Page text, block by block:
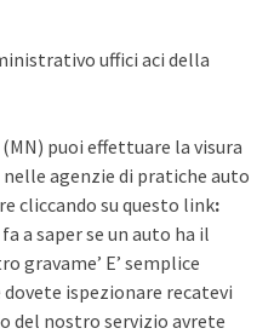
uffici aci della
puoi effettuare la visura
agenzie di pratiche auto
cliccando su questo link:
a saper se un auto ha il
gravame’ E’ semplice
ispezionare recatevi
del nostro servizio avrete